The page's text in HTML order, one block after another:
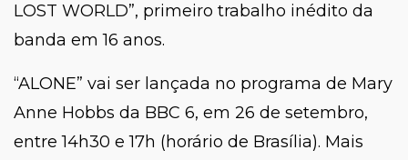
LOST WORLD”, primeiro trabalho inédito da
banda em 16 anos.
“ALONE” vai ser lançada no programa de Mary
Anne Hobbs da BBC 6, em 26 de setembro,
entre 14h30 e 17h (horário de Brasília). Mais